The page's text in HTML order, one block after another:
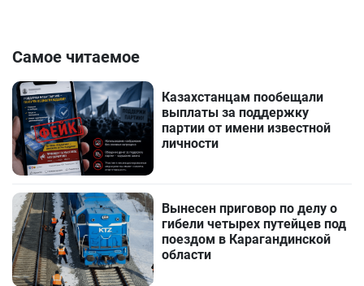
Самое читаемое
Казахстанцам пообещали
выплаты за поддержку
партии от имени известной
личности
Вынесен приговор по делу о
гибели четырех путейцев под
поездом в Карагандинской
области